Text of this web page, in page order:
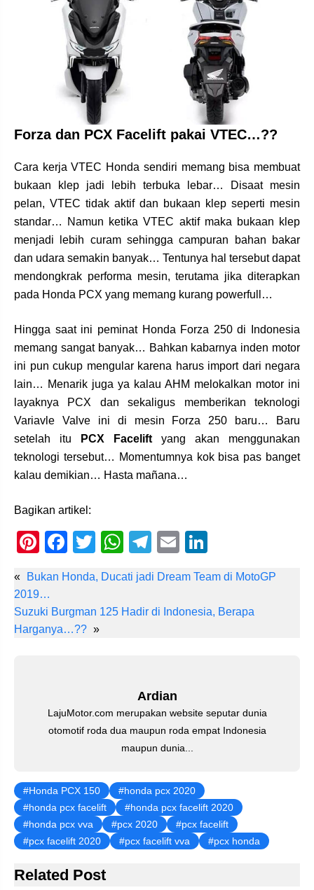
Forza dan PCX Facelift pakai VTEC…??
Cara kerja VTEC Honda sendiri memang bisa membuat
bukaan klep jadi lebih terbuka lebar… Disaat mesin
pelan, VTEC tidak aktif dan bukaan klep seperti mesin
standar… Namun ketika VTEC aktif maka bukaan klep
menjadi lebih curam sehingga campuran bahan bakar
dan udara semakin banyak… Tentunya hal tersebut dapat
mendongkrak performa mesin, terutama jika diterapkan
pada Honda PCX yang memang kurang powerfull…
Hingga saat ini peminat Honda Forza 250 di Indonesia
memang sangat banyak… Bahkan kabarnya inden motor
ini pun cukup mengular karena harus import dari negara
lain… Menarik juga ya kalau AHM melokalkan motor ini
layaknya PCX dan sekaligus memberikan teknologi
Variavle Valve ini di mesin Forza 250 baru… Baru
setelah itu
PCX Faceliftyang akan menggunakan
teknologi tersebut… Momentumnya kok bisa pas banget
kalau demikian… Hasta mañana…
Bagikan artikel:
Pi
er
e
st
F
c
e
b
T
tt
er
W
at
s
T
e
gr
E
ail k
e
«
Bukan Honda, Ducati jadi Dream Team di MotoGP
2019…
Suzuki Burgman 125 Hadir di Indonesia, Berapa
Harganya…?? »
Ardian
LajuMotor.com merupakan website seputar dunia
otomotif roda dua maupun roda empat Indonesia
maupun dunia...
Honda PCX 150
honda pcx 2020
honda pcx facelift
honda pcx facelift 2020
honda pcx vva
pcx 2020
pcx facelift
pcx facelift 2020
pcx facelift vva pcx honda
Related Post